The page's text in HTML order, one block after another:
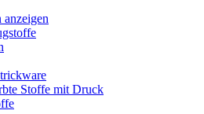
anzeigen
Stoffe mit Druck